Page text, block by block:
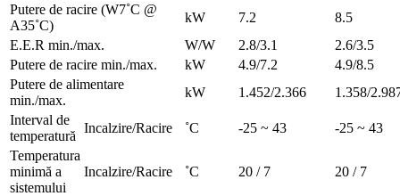
Putere de racire (W7˚C @
A35˚C)
kW 7.2
8.5
E.E.R min./max.
W/W 2.8/3.1
2.6/3.5
Putere de racire min./max.
kW 4.9/7.2
4.9/8.5
Putere de alimentare
min./max.
kW 1.452/2.366
1.358/
Interval de
temperatură
Incalzire/Racire ˚C -25 ~ 43
-25 ~ 43
Temperatura
minimă a
sistemului
Incalzire/Racire ˚C 20 / 7 20 / 7